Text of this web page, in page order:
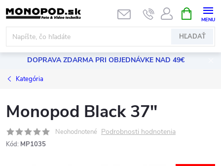
Prejsť
na
obsah
HĽADAŤ
KOŠÍK
DOPRAVA ZDARMA PRI OBJEDNÁVKE NAD 49€
Kategória
Monopod Black 37"
Neohodnotené Podrobnosti hodnotenia
Kód: MP1035